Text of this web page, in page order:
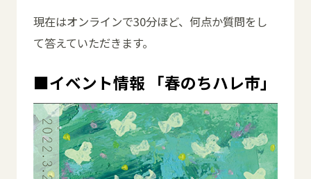
現在はオンラインで30分ほど、何点か質問をし
て答えていただきます。
■イベント情報 「春のちハレ市」